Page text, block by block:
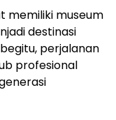
memiliki museum
destinasi
perjalanan
profesional